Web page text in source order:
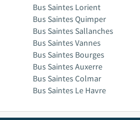
Bus Saintes Lorient
Bus Saintes Quimper
Bus Saintes Sallanches
Bus Saintes Vannes
Bus Saintes Bourges
Bus Saintes Auxerre
Bus Saintes Colmar
Bus Saintes Le Havre